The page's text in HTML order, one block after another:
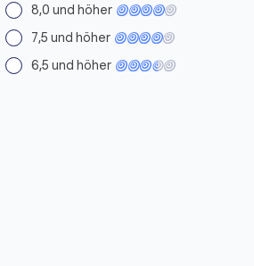
8,0 und höher
7,5 und höher
6,5 und höher